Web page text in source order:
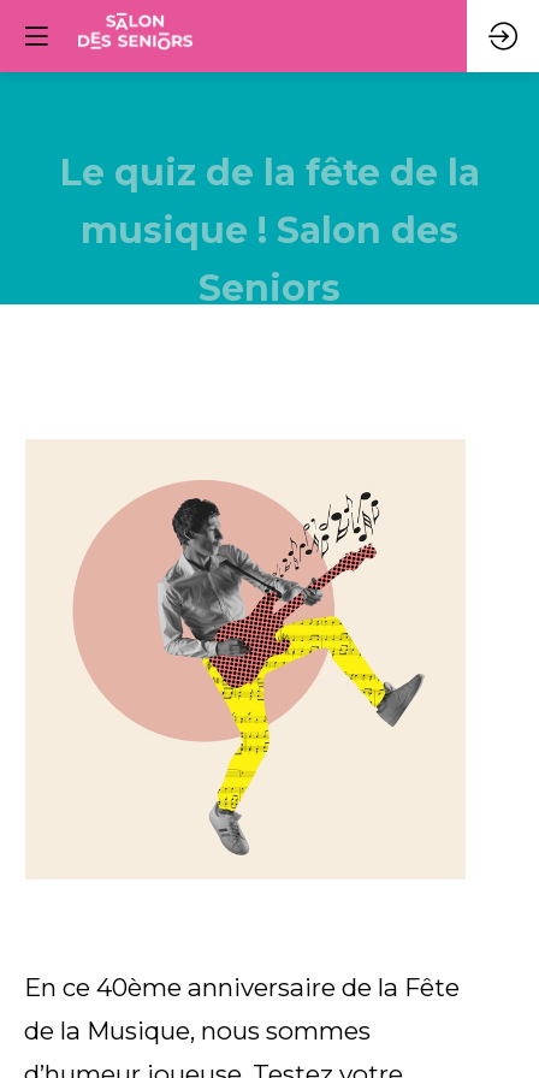
Le quiz de la fête de la
musique ! Salon des
Seniors
En ce 40ème anniversaire de la Fête
de la Musique, nous sommes